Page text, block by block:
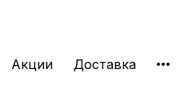
Акции Доставка